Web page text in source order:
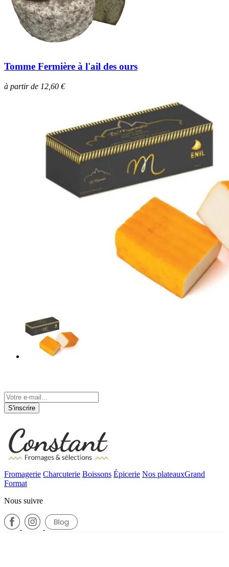
Tomme Fermière à l'ail des ours
à partir de 12,60 €
S'inscrire
Fromagerie Charcuterie Boissons Épicerie Nos plateauxGrand
Format
Nous suivre